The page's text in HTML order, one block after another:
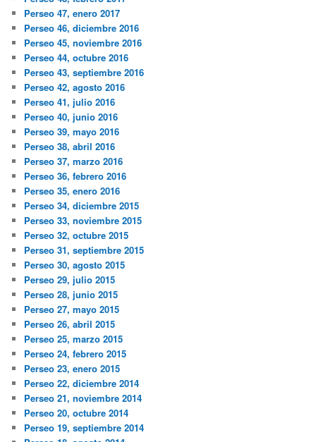
Perseo 47, enero 2017
Perseo 46, diciembre 2016
Perseo 45, noviembre 2016
Perseo 44, octubre 2016
Perseo 43, septiembre 2016
Perseo 42, agosto 2016
Perseo 41, julio 2016
Perseo 40, junio 2016
Perseo 39, mayo 2016
Perseo 38, abril 2016
Perseo 37, marzo 2016
Perseo 36, febrero 2016
Perseo 35, enero 2016
Perseo 34, diciembre 2015
Perseo 33, noviembre 2015
Perseo 32, octubre 2015
Perseo 31, septiembre 2015
Perseo 30, agosto 2015
Perseo 29, julio 2015
Perseo 28, junio 2015
Perseo 27, mayo 2015
Perseo 26, abril 2015
Perseo 25, marzo 2015
Perseo 24, febrero 2015
Perseo 23, enero 2015
Perseo 22, diciembre 2014
Perseo 21, noviembre 2014
Perseo 20, octubre 2014
Perseo 19, septiembre 2014